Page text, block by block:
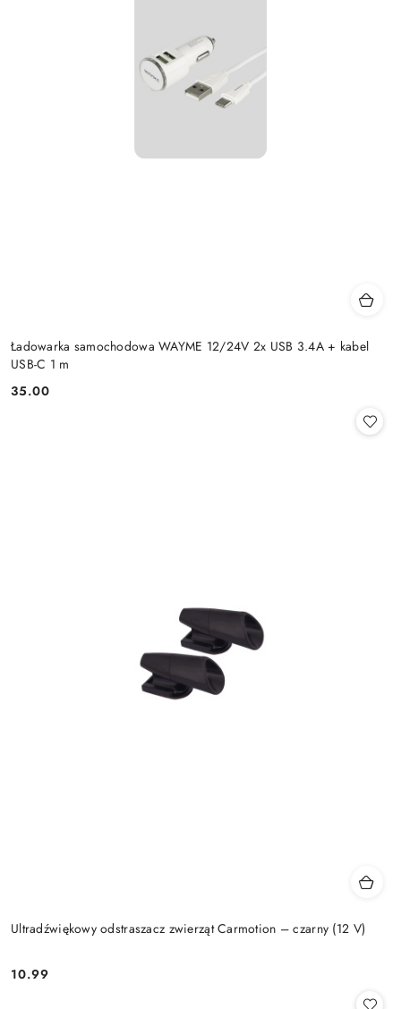
Ładowarka samochodowa WAYME 12/24V 2x USB 3.4A + kabel
USB-C 1 m
Cena:
35.00
Ultradźwiękowy odstraszacz zwierząt Carmotion – czarny (12 V)
Cena:
10.99